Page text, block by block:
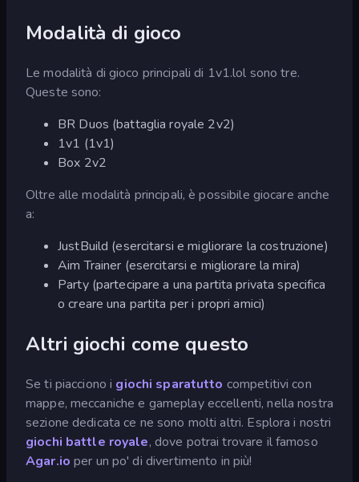
Modalità di gioco
Le modalità di gioco principali di 1v1.lol sono tre.
Queste sono:
BR Duos (battaglia royale 2v2)
1v1 (1v1)
Box 2v2
Oltre alle modalità principali, è possibile giocare anche
a:
JustBuild (esercitarsi e migliorare la costruzione)
Aim Trainer (esercitarsi e migliorare la mira)
Party (partecipare a una partita privata specifica
o creare una partita per i propri amici)
Altri giochi come questo
Se ti piacciono i giochi sparatutto competitivi con
mappe, meccaniche e gameplay eccellenti, nella nostra
sezione dedicata ce ne sono molti altri. Esplora i nostri
giochi battle royale, dove potrai trovare il famoso
Agar.io per un po' di divertimento in più!